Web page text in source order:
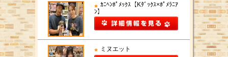
ｶﾆﾍﾝﾎﾟﾒｯｸｽ【Kﾀﾞｯｸｽ×ﾎﾟﾒﾗﾆｱ
ﾝ】
ミヌエット